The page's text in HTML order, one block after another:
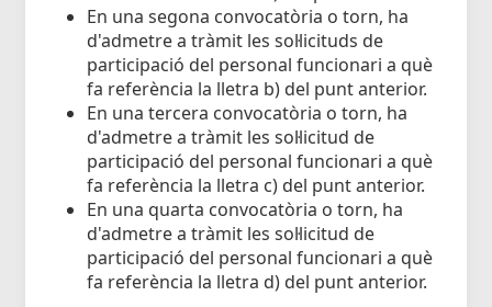
En una segona convocatòria o torn, ha
d'admetre a tràmit les sol·licituds de
participació del personal funcionari a què
fa referència la lletra b) del punt anterior.
En una tercera convocatòria o torn, ha
d'admetre a tràmit les sol·licitud de
participació del personal funcionari a què
fa referència la lletra c) del punt anterior.
En una quarta convocatòria o torn, ha
d'admetre a tràmit les sol·licitud de
participació del personal funcionari a què
fa referència la lletra d) del punt anterior.